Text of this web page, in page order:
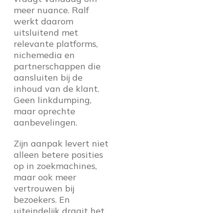
meer nuance. Ralf
werkt daarom
uitsluitend met
relevante platforms,
nichemedia en
partnerschappen die
aansluiten bij de
inhoud van de klant.
Geen linkdumping,
maar oprechte
aanbevelingen.
Zijn aanpak levert niet
alleen betere posities
op in zoekmachines,
maar ook meer
vertrouwen bij
bezoekers. En